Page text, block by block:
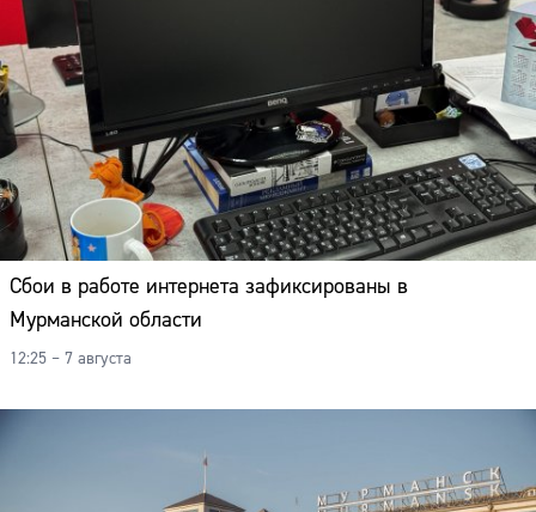
Сбои в работе интернета зафиксированы в
Мурманской области
12:25 – 7 августа